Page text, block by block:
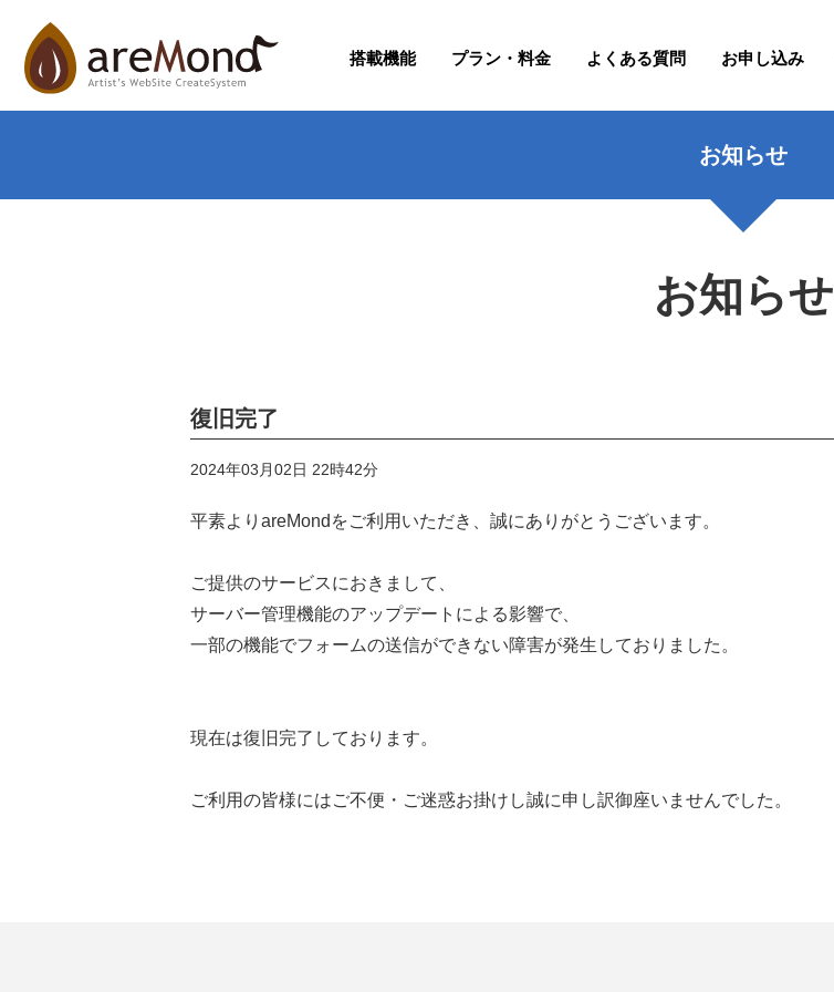
搭載機能 プラン・料金 よくある質問 お申し込み
お知らせ
お知らせ
復旧完了
2024年03月02日 22時42分
平素よりareMondをご利用いただき、誠にありがとうございます。
ご提供のサービスにおきまして、
サーバー管理機能のアップデートによる影響で、
一部の機能でフォームの送信ができない障害が発生しておりました。
現在は復旧完了しております。
ご利用の皆様にはご不便・ご迷惑お掛けし誠に申し訳御座いませんでした。